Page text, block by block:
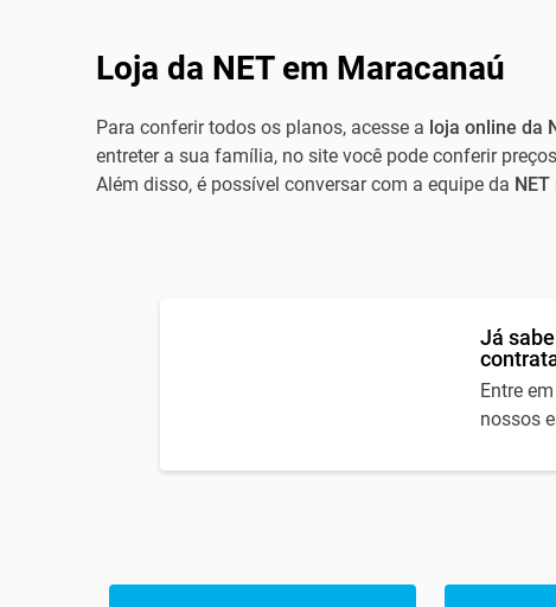
Loja da NET em Maracanaú
Para conferir todos os planos, acesse a loja online da
entreter a sua família, no site você pode conferir
Além disso, é possível conversar com a equipe da NET
Já
Entre
nossos